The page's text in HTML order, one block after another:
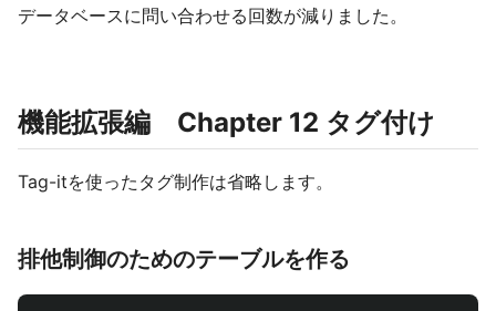
データベースに問い合わせる回数が減りました。
機能拡張編 Chapter 12 タグ付け
Tag-itを使ったタグ制作は省略します。
排他制御のためのテーブルを作る